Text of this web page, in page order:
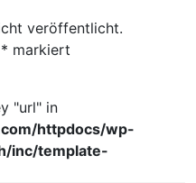
veröffentlicht.
* markiert
"url" in
httpdocs/wp-
inc/template-